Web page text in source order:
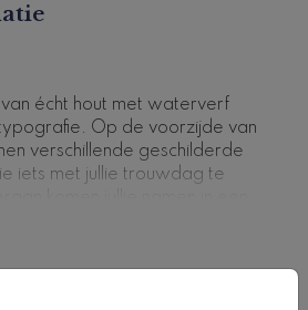
écht hout met waterverf
Op de voorzijde van
verschillende geschilderde
iets met jullie trouwdag te
is ruimte voor